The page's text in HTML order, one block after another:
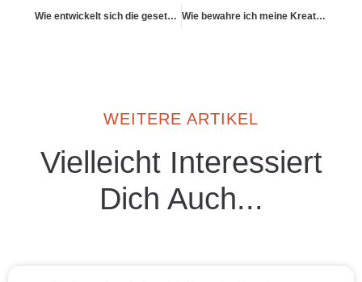
Wie entwickelt sich die gesetzliche Rente in Zukunft? Wie bewahre ich meine Kreativität?
WEITERE ARTIKEL
Vielleicht Interessiert
Dich Auch...